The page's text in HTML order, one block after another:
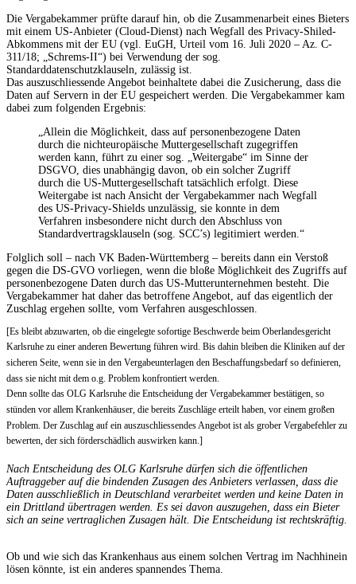
Die Vergabekammer prüfte darauf hin, ob die Zusammenarbeit eines Bieters
mit einem US-Anbieter (Cloud-Dienst) nach Wegfall des Privacy-Shiled-
Abkommens mit der EU (vgl. EuGH, Urteil vom 16. Juli 2020 – Az. C-
311/18; „Schrems-II“) bei Verwendung der sog.
Standarddatenschutzklauseln, zulässig ist.
Das auszuschliessende Angebot beinhaltete dabei die Zusicherung, dass die
Daten auf Servern in der EU gespeichert werden. Die Vergabekammer kam
dabei zum folgenden Ergebnis:
„Allein die Möglichkeit, dass auf personenbezogene Daten
durch die nichteuropäische Muttergesellschaft zugegriffen
werden kann, führt zu einer sog. „Weitergabe“ im Sinne der
DSGVO, dies unabhängig davon, ob ein solcher Zugriff
durch die US-Muttergesellschaft tatsächlich erfolgt. Diese
Weitergabe ist nach Ansicht der Vergabekammer nach Wegfall
des US-Privacy-Shields unzulässig, sie konnte in dem
Verfahren insbesondere nicht durch den Abschluss von
Standardvertragsklauseln (sog. SCC’s) legitimiert werden.“
Folglich soll – nach VK Baden-Württemberg – bereits dann ein Verstoß
gegen die DS-GVO vorliegen, wenn die bloße Möglichkeit des Zugriffs auf
personenbezogene Daten durch das US-Mutterunternehmen besteht. Die
Vergabekammer hat daher das betroffene Angebot, auf das eigentlich der
Zuschlag ergehen sollte, vom Verfahren ausgeschlossen.
[Es bleibt abzuwarten, ob die eingelegte sofortige Beschwerde beim Oberlandesgericht
Karlsruhe zu einer anderen Bewertung führen wird. Bis dahin bleiben die Kliniken auf der
sicheren Seite, wenn sie in den Vergabeunterlagen den Beschaffungsbedarf so definieren,
dass sie nicht mit dem o.g. Problem konfrontiert werden.
Denn sollte das OLG Karlsruhe die Entscheidung der Vergabekammer bestätigen, so
stünden vor allem Krankenhäuser, die bereits Zuschläge erteilt haben, vor einem großen
Problem. Der Zuschlag auf ein auszuschliessendes Angebot ist als grober Vergabefehler zu
bewerten, der sich förderschädlich auswirken kann.]
Nach Entscheidung des OLG Karlsruhe dürfen sich die öffentlichen
Auftraggeber auf die bindenden Zusagen des Anbieters verlassen, dass die
Daten ausschließlich in Deutschland verarbeitet werden und keine Daten in
ein Drittland übertragen werden. Es sei davon auszugehen, dass ein Bieter
sich an seine vertraglichen Zusagen hält. Die Entscheidung ist rechtskräftig.
Ob und wie sich das Krankenhaus aus einem solchen Vertrag im Nachhinein
lösen könnte, ist ein anderes spannendes Thema.